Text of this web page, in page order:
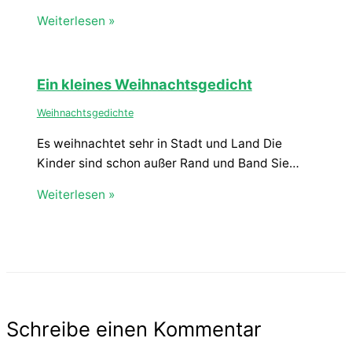
Weiterlesen »
Ein kleines Weihnachtsgedicht
Weihnachtsgedichte
Es weihnachtet sehr in Stadt und Land Die
Kinder sind schon außer Rand und Band Sie…
Weiterlesen »
Schreibe einen Kommentar